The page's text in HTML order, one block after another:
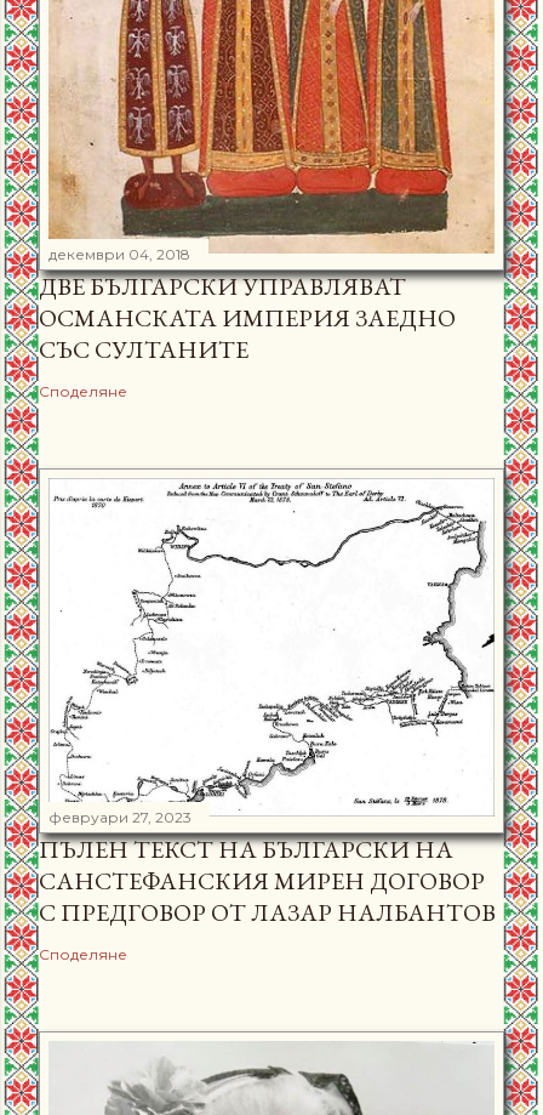
декември 04, 2018
ДВЕ БЪЛГАРСКИ УПРАВЛЯВАТ
ОСМАНСКАТА ИМПЕРИЯ ЗАЕДНО
СЪС СУЛТАНИТЕ
Споделяне
февруари 27, 2023
ПЪЛЕН ТЕКСТ НА БЪЛГАРСКИ НА
САНСТЕФАНСКИЯ МИРЕН ДОГОВОР
С ПРЕДГОВОР ОТ ЛАЗАР НАЛБАНТОВ
Споделяне